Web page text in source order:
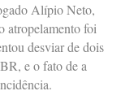
Alípio Neto,
atropelamento foi
desviar de dois
e o fato de a